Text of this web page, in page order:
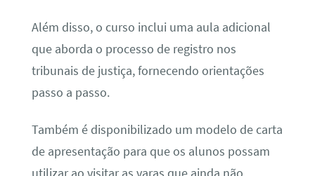
Além disso, o curso inclui uma aula adicional
que aborda o processo de registro nos
tribunais de justiça, fornecendo orientações
passo a passo.
Também é disponibilizado um modelo de carta
de apresentação para que os alunos possam